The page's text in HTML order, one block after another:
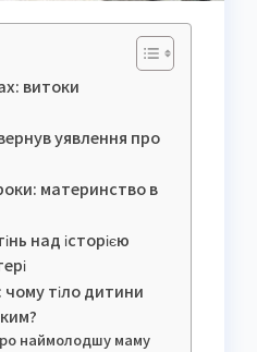
витоки
уявлення про
материнство в
над історією
тіло дитини
наймолодшу маму